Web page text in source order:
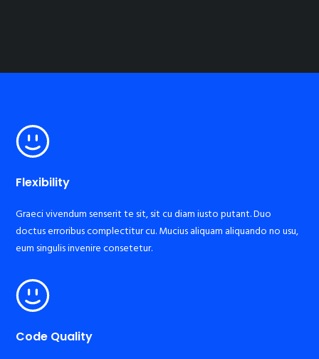
Flexibility
Graeci vivendum senserit te sit, sit cu diam iusto putant. Duo
doctus erroribus complectitur cu. Mucius aliquam aliquando no usu,
eum singulis invenire consetetur.
Code Quality